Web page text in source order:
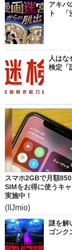
アキバ
ト 「
人は
検定「
スマホ2GBで月額
SIMをお得に使うキ
実施中！
(IIJmio)
謎を解
ゴンク